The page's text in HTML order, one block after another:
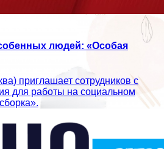
людей: «Особая
приглашает сотрудников с
для работы на социальном